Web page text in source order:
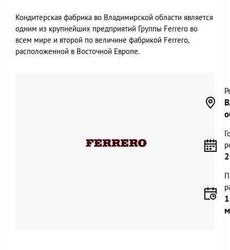
Кондитерская фабрика во Владимирской области является
одним из крупнейших предприятий Группы Ferrero во
всем мире и второй по величине фабрикой Ferrero,
расположенной в Восточной Европе.